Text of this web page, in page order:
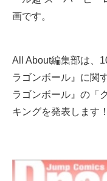
画です。
All About編集部は、
ラゴンボール』に関
ラゴンボール』の「
キングを発表します！